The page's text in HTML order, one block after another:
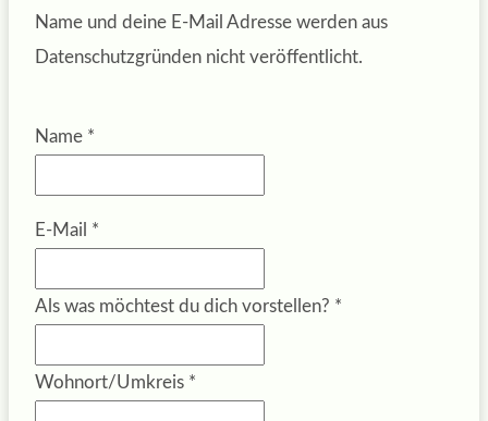
Name und deine E-Mail Adresse werden aus
Datenschutzgründen nicht veröffentlicht.
Name *
E-Mail *
Als was möchtest du dich vorstellen? *
Wohnort/Umkreis *